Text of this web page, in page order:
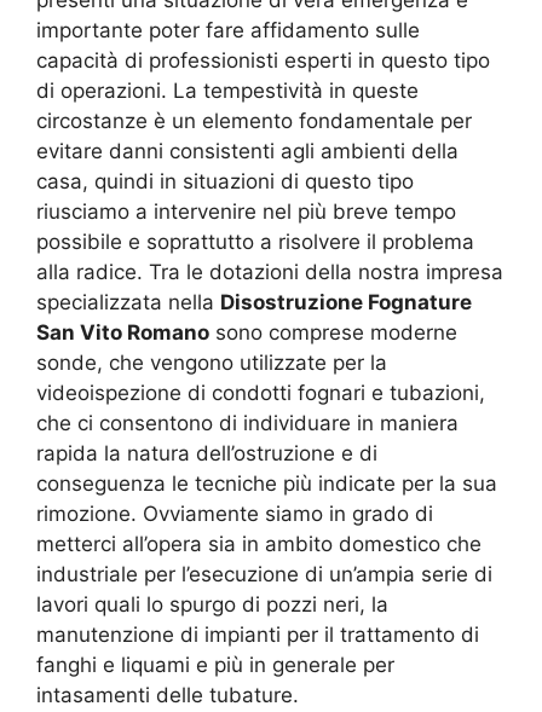
importante poter fare affidamento sulle
capacità di professionisti esperti in questo tipo
di operazioni. La tempestività in queste
circostanze è un elemento fondamentale per
evitare danni consistenti agli ambienti della
casa, quindi in situazioni di questo tipo
riusciamo a intervenire nel più breve tempo
possibile e soprattutto a risolvere il problema
alla radice. Tra le dotazioni della nostra impresa
specializzata nella Disostruzione Fognature
San Vito Romano sono comprese moderne
sonde, che vengono utilizzate per la
videoispezione di condotti fognari e tubazioni,
che ci consentono di individuare in maniera
rapida la natura dell’ostruzione e di
conseguenza le tecniche più indicate per la sua
rimozione. Ovviamente siamo in grado di
metterci all’opera sia in ambito domestico che
industriale per l’esecuzione di un’ampia serie di
lavori quali lo spurgo di pozzi neri, la
manutenzione di impianti per il trattamento di
fanghi e liquami e più in generale per
intasamenti delle tubature.